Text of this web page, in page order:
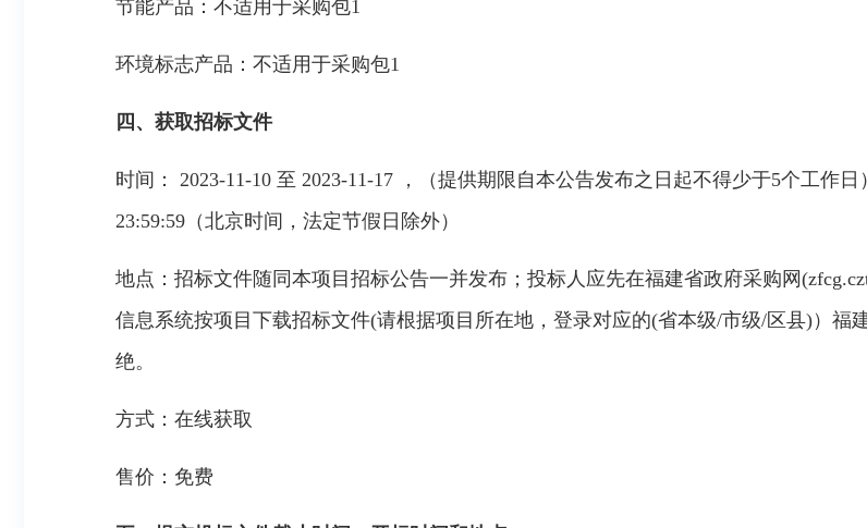
节能产品：不适用于采购包1
环境标志产品：不适用于采购包1
四、获取招标文件
时间： 2023-11-10 至 2023-11-17 ，（提供期限自本公告发布之日起不得少于5个工作
23:59:59（北京时间，法定节假日除外）
地点： 招标文件随同本项目招标公告一并发布；投标人应先在福建省政府采购网
信息系统按项目下载招标文件(请根据项目所在地，登录对应的(省本级/市级/区县)）福
绝。
方式： 在线获取
售价：免费